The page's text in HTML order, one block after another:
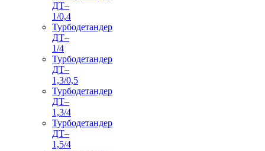
ДТ–
1/0,4
Турбодетандер
ДТ–
1/4
Турбодетандер
ДТ–
1,3/0,5
Турбодетандер
ДТ–
1,3/4
Турбодетандер
ДТ–
1,5/4